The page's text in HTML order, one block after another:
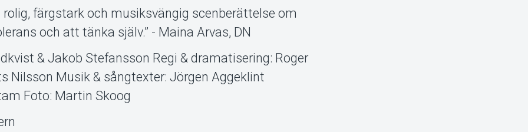
rolig, färgstark och musiksvängig scenberättelse om
och att tänka själv.” - Maina Arvas, DN
& Jakob Stefansson Regi & dramatisering: Roger
Nilsson Musik & sångtexter: Jörgen Aggeklint
Foto: Martin Skoog